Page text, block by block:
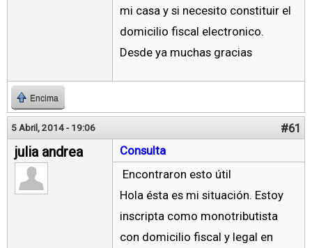
mi casa y si necesito constituir el
domicilio fiscal electronico.
Desde ya muchas gracias
Encima
5 Abril, 2014 - 19:06 #61
julia andrea
Consulta
Encontraron esto útil
Hola ésta es mi situación. Estoy
inscripta como monotributista
con domicilio fiscal y legal en